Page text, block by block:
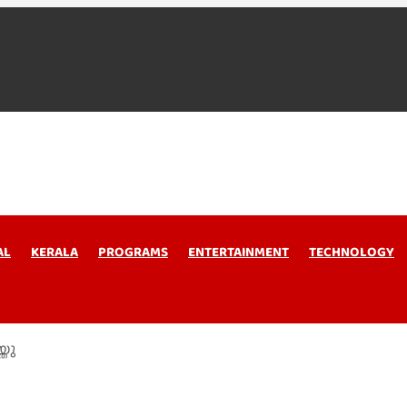
KERALA PROGRAMS ENTERTAINMENT TECHNOLOGY